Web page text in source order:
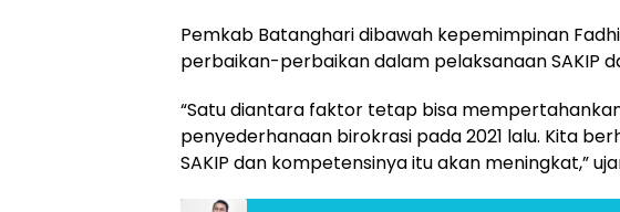
Pemkab Batanghari dibawah kepemimpinan
perbaikan-perbaikan dalam pelaksanaan SAKIP
“Satu diantara faktor tetap bisa
penyederhanaan birokrasi pada 2021 lalu. Kita
SAKIP dan kompetensinya itu akan meningkat,”